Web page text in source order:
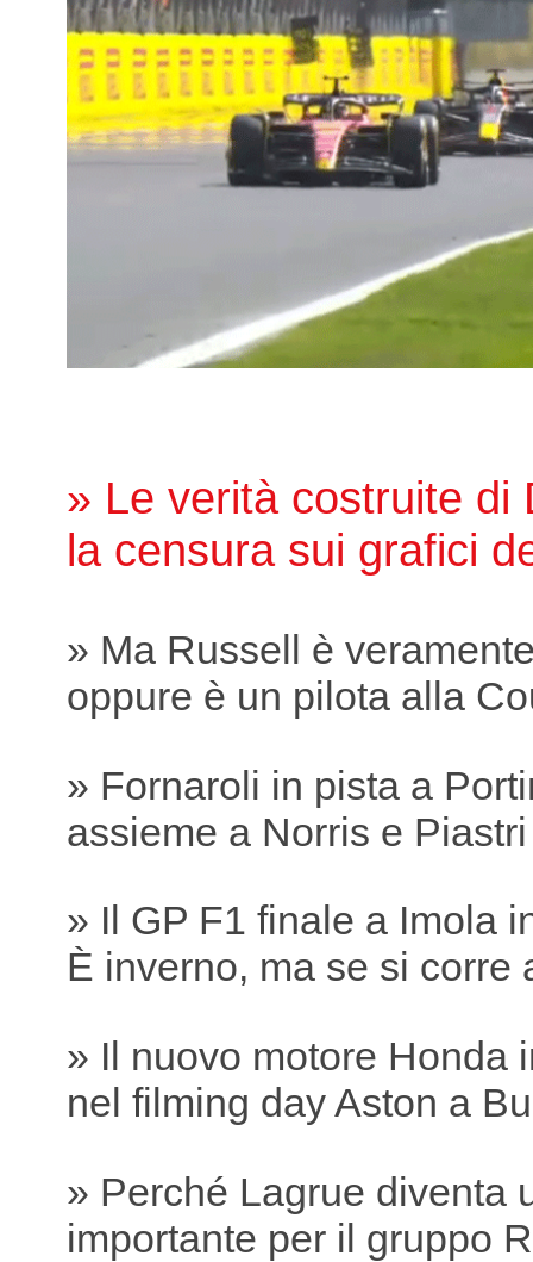
» Le verità costruite di
la censura sui grafici
» Ma Russell è
oppure è un pilota alla
» Fornaroli in pista a
assieme a Norris e Piastri
» Il GP F1 finale a Imola
È inverno, ma se si corre
» Il nuovo motore Honda
nel filming day Aston a
» Perché Lagrue diventa
importante per il gruppo